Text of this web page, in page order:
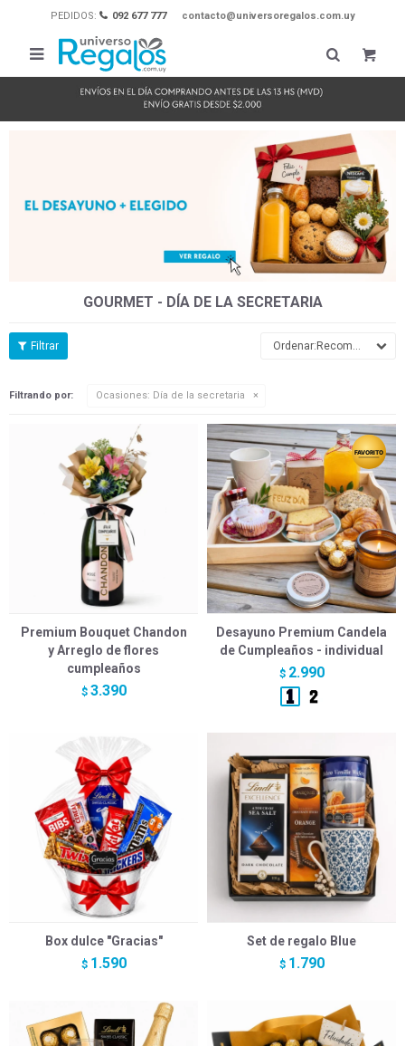
PEDIDOS: 092 677 777 contacto@universoregalos.com.uy

GOURMET - DÍA DE LA SECRETARIA
Recomendados
Filtrando por: Ocasiones: Día de la secretaria
Premium Bouquet Chandon
y Arreglo de flores
cumpleaños
$ 3.390
Desayuno Premium Candela
de Cumpleaños - individual
$ 2.990
Box dulce "Gracias"
$ 1.590
Set de regalo Blue
$ 1.790